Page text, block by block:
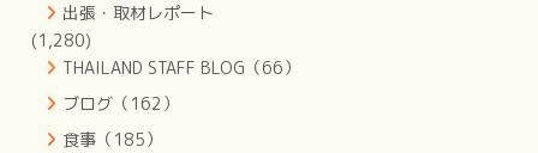
出張・取材レポート
(1,280)
THAILAND STAFF BLOG（66）
ブログ（162）
食事（185）